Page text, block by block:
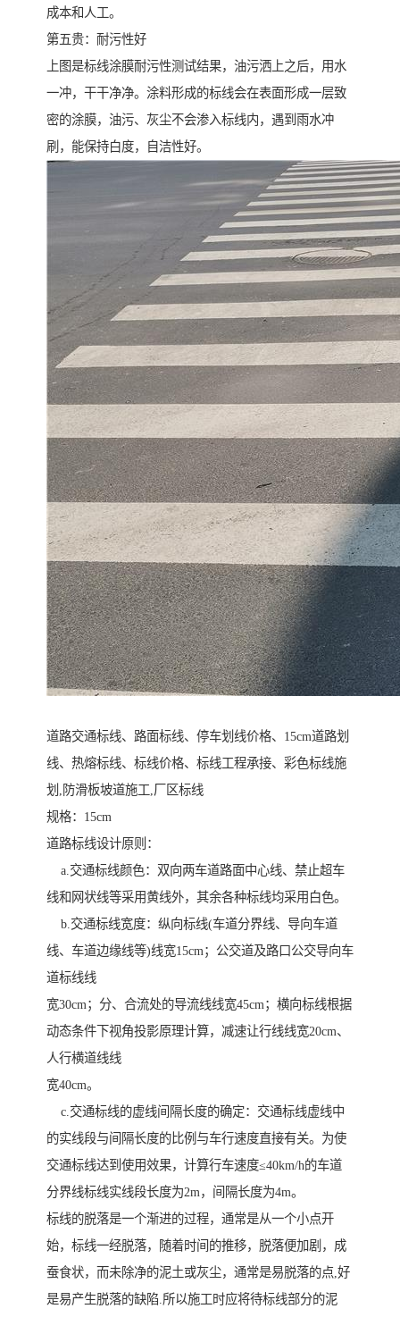
成本和人工。
第五贵：耐污性好
上图是标线涂膜耐污性测试结果，油污洒上之后，用水
一冲，干干净净。涂料形成的标线会在表面形成一层致
密的涂膜，油污、灰尘不会渗入标线内，遇到雨水冲
刷，能保持白度，自洁性好。
道路交通标线、路面标线、停车划线价格、15cm道路划
线、热熔标线、标线价格、标线工程承接、彩色标线施
划,防滑板坡道施工,厂区标线
规格：15cm
道路标线设计原则：
a.交通标线颜色：双向两车道路面中心线、禁止超车
线和网状线等采用黄线外，其余各种标线均采用白色。
b.交通标线宽度：纵向标线(车道分界线、导向车道
线、车道边缘线等)线宽15cm；公交道及路口公交导向车
道标线线
宽30cm；分、合流处的导流线线宽45cm；横向标线根据
动态条件下视角投影原理计算，减速让行线线宽20cm、
人行横道线线
宽40cm。
c.交通标线的虚线间隔长度的确定：交通标线虚线中
的实线段与间隔长度的比例与车行速度直接有关。为使
交通标线达到使用效果，计算行车速度≤40km/h的车道
分界线标线实线段长度为2m，间隔长度为4m。
标线的脱落是一个渐进的过程，通常是从一个小点开
始，标线一经脱落，随着时间的推移，脱落便加剧，成
蚕食状，而未除净的泥土或灰尘，通常是易脱落的点,好
是易产生脱落的缺陷.所以施工时应将待标线部分的泥